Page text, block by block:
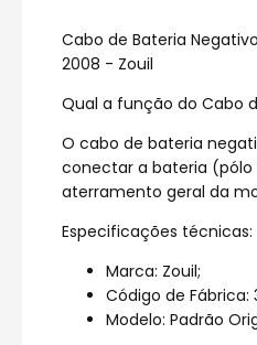
Cabo de Bateria Negativo
2008 - Zouil
Qual a função do Cabo
O cabo de bateria
conectar a bateria
aterramento geral da
Especificações técnicas:
Marca: Zouil;
Código de Fábrica:
Modelo: Padrão